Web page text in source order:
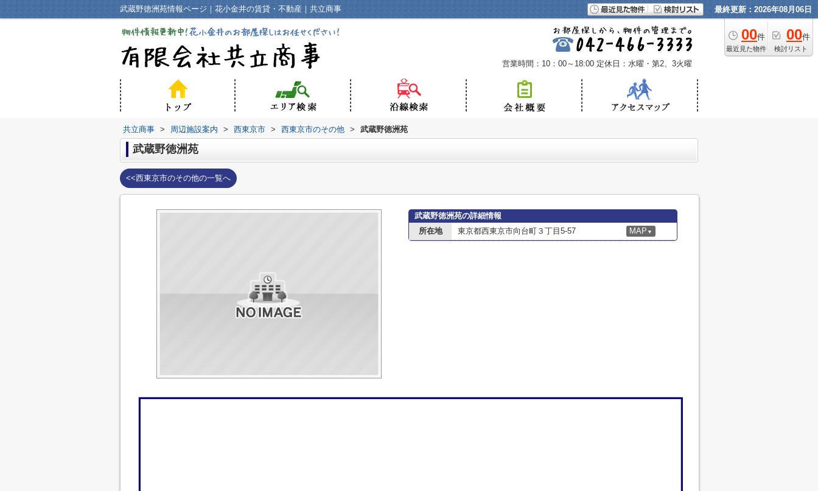
武蔵野徳洲苑情報ページ｜花小金井の賃貸・不動産｜共立商事 最終更新：2026年08月06日
00件
最近見た物件
00件
検討リスト
営業時間：10：00～18:00 定休日：水曜・第2、3火曜
共立商事 > 周辺施設案内 > 西東京市 > 西東京市のその他 > 武蔵野徳洲苑
武蔵野徳洲苑
<<西東京市のその他の一覧へ
武蔵野徳洲苑の詳細情報
所在地
東京都西東京市向台町３丁目5-57 MAP ▼